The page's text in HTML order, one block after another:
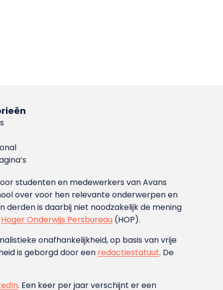
studenten en medewerkers van Avans
over voor hen relevante onderwerpen en
is daarbij niet noodzakelijk de mening
Hoger Onderwijs Persbureau (HOP).
onafhankelijkheid, op basis van vrije
is geborgd door een redactiestatuut. De
. Een keer per jaar verschijnt er een